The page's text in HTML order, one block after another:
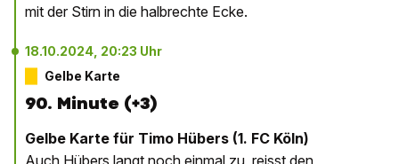
mit der Stirn in die halbrechte Ecke.
18.10.2024, 20:23 Uhr
Gelbe Karte
90. Minute (+3)
Gelbe Karte für Timo Hübers (1. FC Köln)
Auch Hübers langt noch einmal zu, reisst den